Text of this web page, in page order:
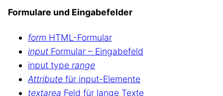
Formulare und Eingabefelder
form HTML-Formular
input Formular – Eingabefeld
input type range
Attribute für input-Elemente
textarea Feld für lange Texte